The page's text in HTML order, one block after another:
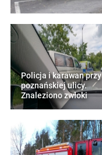
Policja i karawan przy
poznańskiej ulicy.
Znaleziono zwłoki